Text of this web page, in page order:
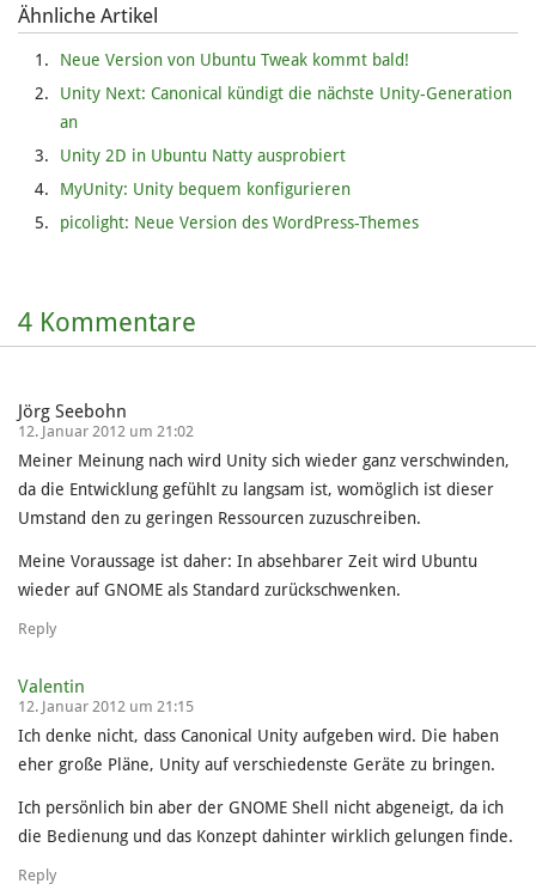
Ähnliche Artikel
Neue Version von Ubuntu Tweak kommt bald!
Unity Next: Canonical kündigt die nächste Unity-Generation
an
Unity 2D in Ubuntu Natty ausprobiert
MyUnity: Unity bequem konfigurieren
picolight: Neue Version des WordPress-Themes
4 Kommentare
Jörg Seebohn
12. Januar 2012 um 21:02
Meiner Meinung nach wird Unity sich wieder ganz verschwinden,
da die Entwicklung gefühlt zu langsam ist, womöglich ist dieser
Umstand den zu geringen Ressourcen zuzuschreiben.
Meine Voraussage ist daher: In absehbarer Zeit wird Ubuntu
wieder auf GNOME als Standard zurückschwenken.
Reply
Valentin
12. Januar 2012 um 21:15
Ich denke nicht, dass Canonical Unity aufgeben wird. Die haben
eher große Pläne, Unity auf verschiedenste Geräte zu bringen.
Ich persönlich bin aber der GNOME Shell nicht abgeneigt, da ich
die Bedienung und das Konzept dahinter wirklich gelungen finde.
Reply